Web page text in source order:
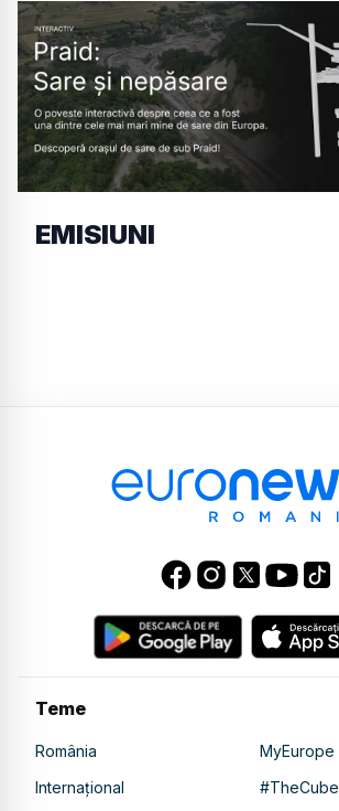
EMISIUNI
Teme
România
MyEurope
Internațional
#TheCube